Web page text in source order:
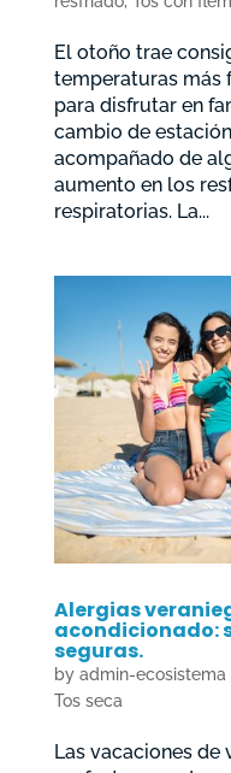
El otoño trae
temperaturas más
para disfrutar en
cambio de
acompañado de
aumento en los
respiratorias. La...
Alergias
acondicionado:
seguras.
by admin-ecosistema
Tos seca
Las vacaciones de